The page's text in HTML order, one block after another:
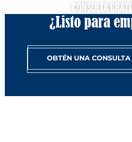
Consulta
¿Listo para
OBTÉN UNA